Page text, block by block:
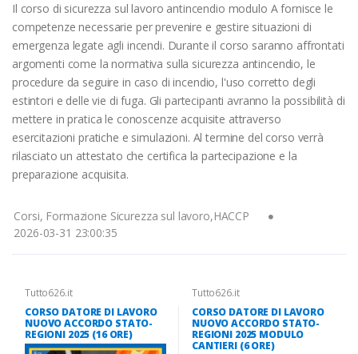
Il corso di sicurezza sul lavoro antincendio modulo A fornisce le
competenze necessarie per prevenire e gestire situazioni di
emergenza legate agli incendi. Durante il corso saranno affrontati
argomenti come la normativa sulla sicurezza antincendio, le
procedure da seguire in caso di incendio, l'uso corretto degli
estintori e delle vie di fuga. Gli partecipanti avranno la possibilità di
mettere in pratica le conoscenze acquisite attraverso
esercitazioni pratiche e simulazioni. Al termine del corso verrà
rilasciato un attestato che certifica la partecipazione e la
preparazione acquisita.
Corsi, Formazione Sicurezza sul lavoro,HACCP
2026-03-31 23:00:35
Tutto626.it
CORSO DATORE DI LAVORO
NUOVO ACCORDO STATO-
REGIONI 2025 (16 ORE)
Tutto626.it
CORSO DATORE DI LAVORO
NUOVO ACCORDO STATO-
REGIONI 2025 MODULO
CANTIERI (6 ORE)